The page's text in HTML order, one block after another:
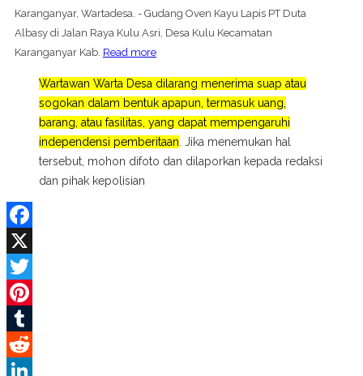
Karanganyar, Wartadesa. - Gudang Oven Kayu Lapis PT Duta
Albasy di Jalan Raya Kulu Asri, Desa Kulu Kecamatan
Karanganyar Kab. Read more
Wartawan Warta Desa dilarang menerima suap atau
sogokan dalam bentuk apapun, termasuk uang,
barang, atau fasilitas, yang dapat mempengaruhi
independensi pemberitaan . Jika menemukan hal
tersebut, mohon difoto dan dilaporkan kepada redaksi
dan pihak kepolisian
Facebook
X
Twitter
Pinterest
Tumblr
Reddit